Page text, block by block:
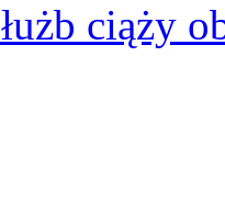
ciąży